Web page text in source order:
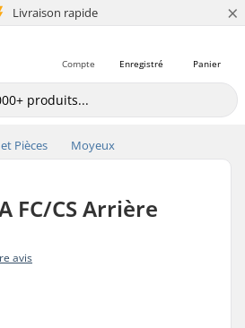
Livraison rapide
+5 mio de clients ×
Panier
Enregistré
Compte
Pièces Moyeux
FC/CS Arrière
avis